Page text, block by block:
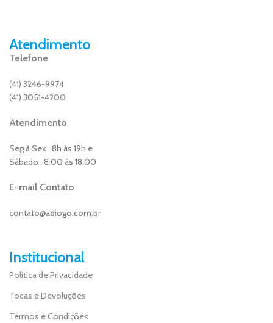
Atendimento
Telefone
(41) 3246-9974
(41) 3051-4200
Atendimento
Seg à Sex : 8h às 19h e
Sábado : 8:00 ás 18:00
E-mail Contato
contato@adiogo.com.br
Institucional
Política de Privacidade
Tocas e Devoluções
Termos e Condições